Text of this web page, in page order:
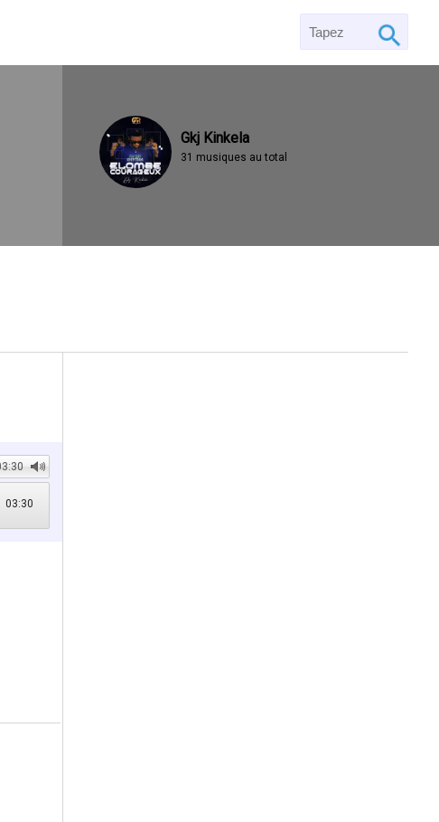
Gkj Kinkela
31 musiques au total
03:30